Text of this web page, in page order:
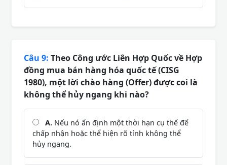
Câu 9: Theo Công ước Liên Hợp Quốc về Hợp
đồng mua bán hàng hóa quốc tế (CISG
1980), một lời chào hàng (Offer) được coi là
không thể hủy ngang khi nào?
A. Nếu nó ấn định một thời hạn cụ thể để
chấp nhận hoặc thể hiện rõ tính không thể
hủy ngang.